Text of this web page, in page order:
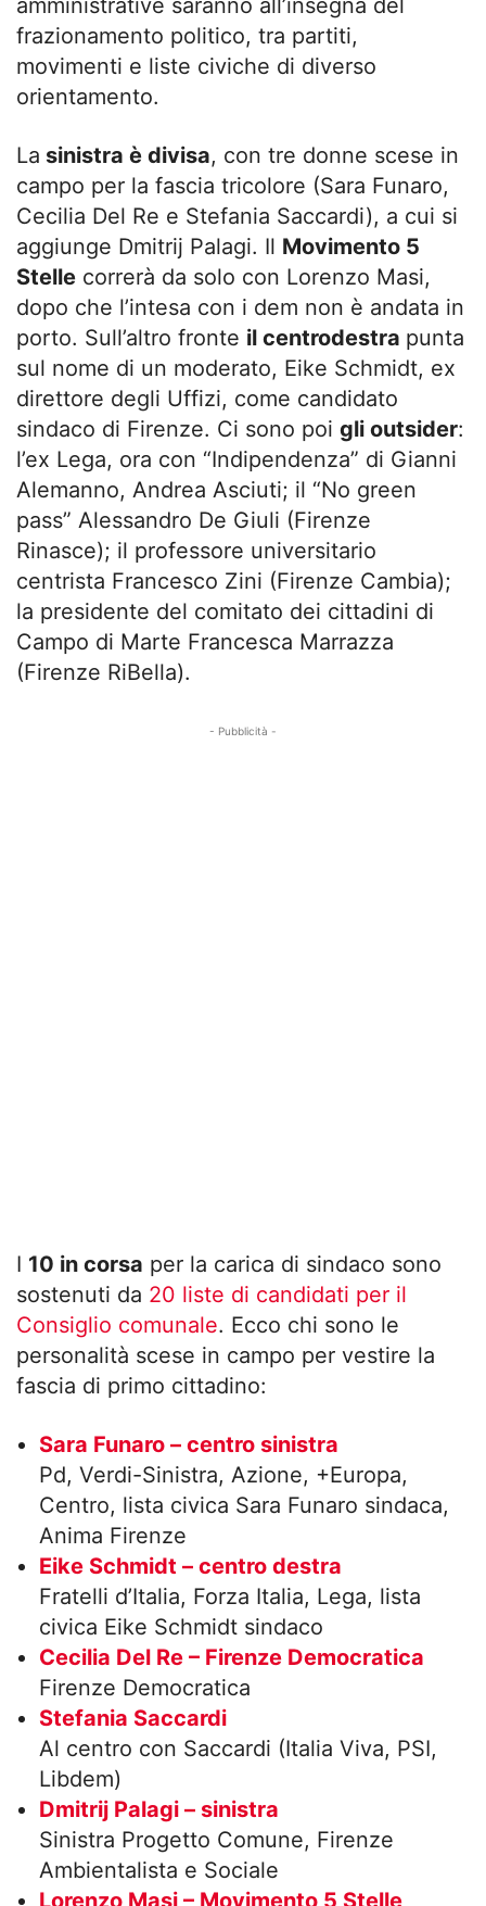
frazionamento politico, tra partiti,
movimenti e liste civiche di diverso
orientamento.
La sinistra è divisa, con tre donne scese in
campo per la fascia tricolore (Sara Funaro,
Cecilia Del Re e Stefania Saccardi), a cui si
aggiunge Dmitrij Palagi. Il Movimento 5
Stelle correrà da solo con Lorenzo Masi,
dopo che l’intesa con i dem non è andata in
porto. Sull’altro fronte il centrodestra punta
sul nome di un moderato, Eike Schmidt, ex
direttore degli Uffizi, come candidato
sindaco di Firenze. Ci sono poi gli outsider:
l’ex Lega, ora con “Indipendenza” di Gianni
Alemanno, Andrea Asciuti; il “No green
pass” Alessandro De Giuli (Firenze
Rinasce); il professore universitario
centrista Francesco Zini (Firenze Cambia);
la presidente del comitato dei cittadini di
Campo di Marte Francesca Marrazza
(Firenze RiBella).
- Pubblicità -
I 10 in corsa per la carica di sindaco sono
sostenuti da 20 liste di candidati per il
Consiglio comunale. Ecco chi sono le
personalità scese in campo per vestire la
fascia di primo cittadino:
Sara Funaro – centro sinistra
Pd, Verdi-Sinistra, Azione, +Europa,
Centro, lista civica Sara Funaro sindaca,
Anima Firenze
Eike Schmidt – centro destra
Fratelli d’Italia, Forza Italia, Lega, lista
civica Eike Schmidt sindaco
Cecilia Del Re – Firenze Democratica
Firenze Democratica
Stefania Saccardi
Al centro con Saccardi (Italia Viva, PSI,
Libdem)
Dmitrij Palagi – sinistra
Sinistra Progetto Comune, Firenze
Ambientalista e Sociale
Lorenzo Masi – Movimento 5 Stelle